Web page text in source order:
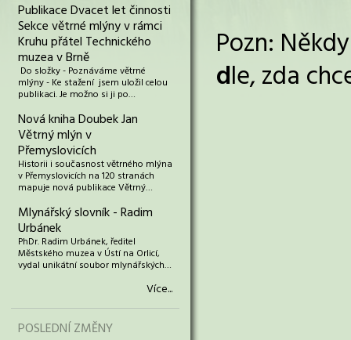
Publikace Dvacet let činnosti
Sekce větrné mlýny v rámci
Kruhu přátel Technického
muzea v Brně
Do složky - Poznáváme větrné
mlýny - Ke stažení jsem uložil celou
publikaci. Je možno si ji po…
Nová kniha Doubek Jan
Větrný mlýn v
Přemyslovicích
Historii i současnost větrného mlýna
v Přemyslovicích na 120 stranách
mapuje nová publikace Větrný…
Mlynářský slovník - Radim
Urbánek
PhDr. Radim Urbánek, ředitel
Městského muzea v Ústí na Orlicí,
vydal unikátní soubor mlynářských…
Více...
POSLEDNÍ ZMĚNY
Pozn:
dle, zda